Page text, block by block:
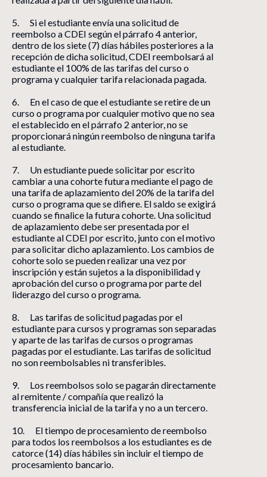
5. Si el estudiante envía una solicitud de
reembolso a CDEI según el párrafo 4 anterior,
dentro de los siete (7) días hábiles posteriores a la
recepción de dicha solicitud, CDEI reembolsará al
estudiante el 100% de las tarifas del curso o
programa y cualquier tarifa relacionada pagada.
6. En el caso de que el estudiante se retire de un
curso o programa por cualquier motivo que no sea
el establecido en el párrafo 2 anterior, no se
proporcionará ningún reembolso de ninguna tarifa
al estudiante.
7. Un estudiante puede solicitar por escrito
cambiar a una cohorte futura mediante el pago de
una tarifa de aplazamiento del 20% de la tarifa del
curso o programa que se difiere. El saldo se exigirá
cuando se finalice la futura cohorte. Una solicitud
de aplazamiento debe ser presentada por el
estudiante al CDEI por escrito, junto con el motivo
para solicitar dicho aplazamiento. Los cambios de
cohorte solo se pueden realizar una vez por
inscripción y están sujetos a la disponibilidad y
aprobación del curso o programa por parte del
liderazgo del curso o programa.
8. Las tarifas de solicitud pagadas por el
estudiante para cursos y programas son separadas
y aparte de las tarifas de cursos o programas
pagadas por el estudiante. Las tarifas de solicitud
no son reembolsables ni transferibles.
9. Los reembolsos solo se pagarán directamente
al remitente / compañía que realizó la
transferencia inicial de la tarifa y no a un tercero.
10. El tiempo de procesamiento de reembolso
para todos los reembolsos a los estudiantes es de
catorce (14) días hábiles sin incluir el tiempo de
procesamiento bancario.